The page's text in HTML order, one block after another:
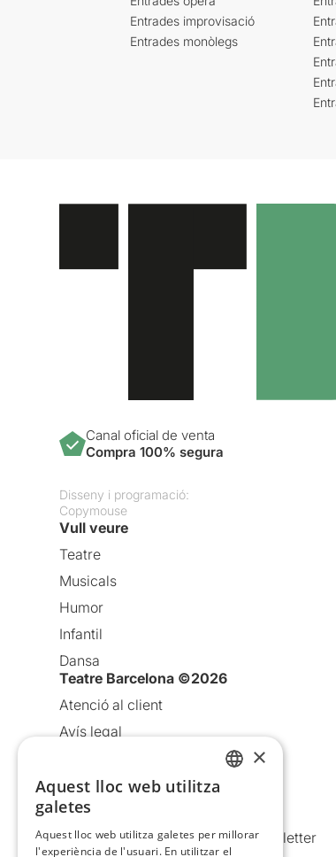
Entrades improvisació
Entrades monòlegs
Canal oficial de venta
Compra 100% segura
Disseny i programació:
Copymouse
Vull veure
Teatre
Musicals
Humor
Infantil
Dansa
Teatre Barcelona ©2026
Atenció al client
Avís legal
Política de cookies
Condicions d’ús
Comunicacions comercials i Newsletter
×
Aquest lloc web utilitza
galetes
Aquest lloc web utilitza galetes per millorar
l'experiència de l'usuari. En utilitzar el